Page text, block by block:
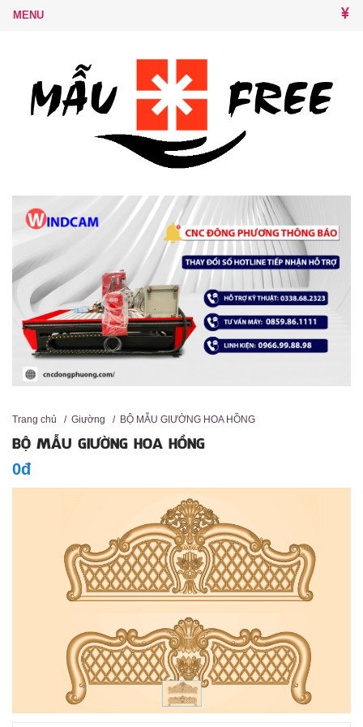
Trang chủ / Giường / BỘ MẪU GIƯỜNG HOA HỒNG
BỘ MẪU GIƯỜNG HOA HỒNG
0đ